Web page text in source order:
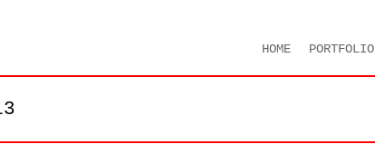
HOME PORTFOLIO